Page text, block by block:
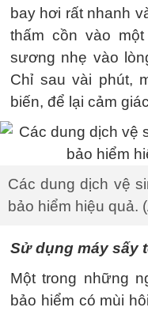
bay hơi rất nhanh
thấm cồn vào
sương nhẹ vào
Chỉ sau vài phút,
biến, để lại cảm
Các dung dịch vệ
bảo hiểm hiệu quả.
Sử dụng máy sấy
Một trong những
bảo hiểm có mùi